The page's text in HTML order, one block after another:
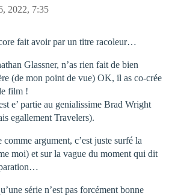
2022, 7:35
fait avoir par un titre racoleur…
Glassner, n’as rien fait de bien
(de mon point de vue) OK, il as co-crée
film !
e’ partie au genialissime Brad Wright
egallement Travelers).
argument, c’est juste surfé la
moi) et sur la vague du moment qui dit
série n’est pas forcément bonne